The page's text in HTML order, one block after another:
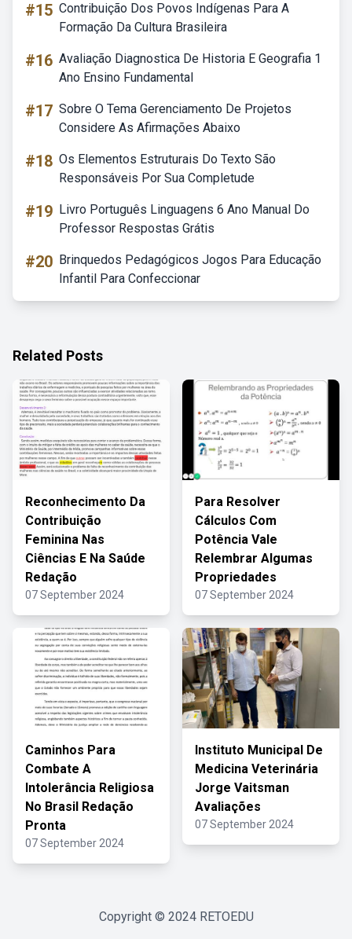
#15 Contribuição Dos Povos Indígenas Para A
Formação Da Cultura Brasileira
#16 Avaliação Diagnostica De Historia E Geografia 1
Ano Ensino Fundamental
#17 Sobre O Tema Gerenciamento De Projetos
Considere As Afirmações Abaixo
#18 Os Elementos Estruturais Do Texto São
Responsáveis Por Sua Completude
#19 Livro Português Linguagens 6 Ano Manual Do
Professor Respostas Grátis
#20 Brinquedos Pedagógicos Jogos Para Educação
Infantil Para Confeccionar
Related Posts
Reconhecimento Da
Contribuição
Feminina Nas
Ciências E Na Saúde
Redação
07 September 2024
Para Resolver
Cálculos Com
Potência Vale
Relembrar Algumas
Propriedades
07 September 2024
Caminhos Para
Combate A
Intolerância Religiosa
No Brasil Redação
Pronta
07 September 2024
Instituto Municipal De
Medicina Veterinária
Jorge Vaitsman
Avaliações
07 September 2024
Copyright © 2024 RETOEDU